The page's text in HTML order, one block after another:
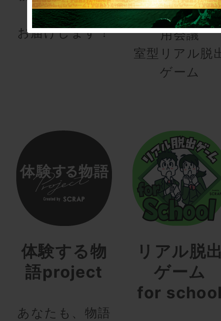
解きを
お届けします！
研修用・懇親
用会議
室型リアル脱
ゲーム
体験する物
語project
あなたも、物語
リアル脱
ゲーム
for